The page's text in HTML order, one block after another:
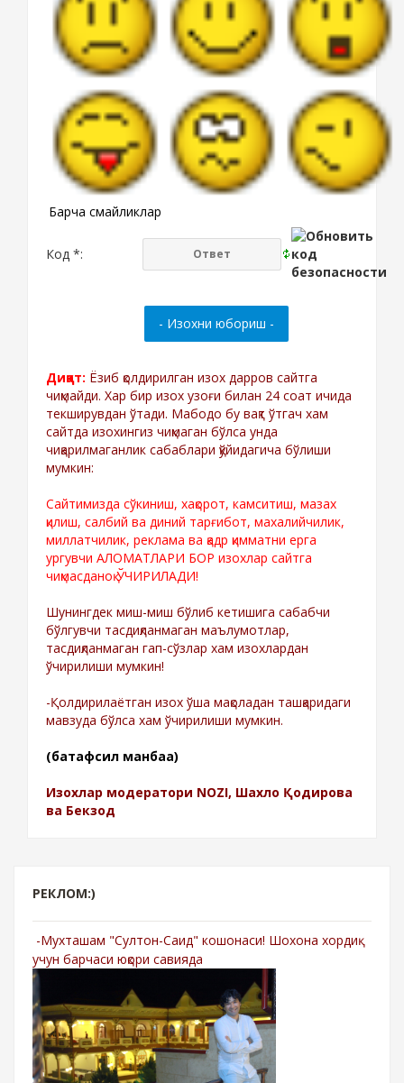
Барча смайликлар
Код *:
Диққат: Ёзиб қолдирилган изох дарров сайтга
чиқмайди. Хар бир изох узоғи билан 24 соат ичида
текширувдан ўтади. Мабодо бу вақт ўтгач хам
сайтда изохингиз чиқмаган бўлса унда
чиқарилмаганлик сабаблари қўйидагича бўлиши
мумкин:
Сайтимизда сўкиниш, хақорот, камситиш, мазах
қилиш, салбий ва диний тарғибот, махалийчилик,
миллатчилик, реклама ва қадр қимматни ерга
ургувчи АЛОМАТЛАРИ БОР изохлар сайтга
чиқмасданоқ ЎЧИРИЛАДИ!
Шунингдек миш-миш бўлиб кетишига сабабчи
бўлгувчи тасдиқланмаган маълумотлар,
тасдиқланмаган гап-сўзлар хам изохлардан
ўчирилиши мумкин!
-Қолдирилаётган изох ўша мақоладан ташқаридаги
мавзуда бўлса хам ўчирилиши мумкин.
(батафсил манбаа)
Изохлар модератори NOZI, Шахло Қодирова
ва Бекзод
РЕКЛОМ:)
-Мухташам "Султон-Саид" кошонаси! Шохона хордиқ
учун барчаси юқори савияда